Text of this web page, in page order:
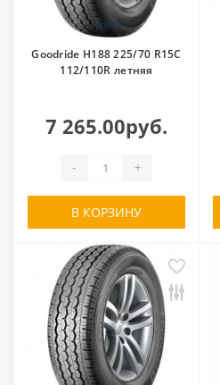
Goodride H188 225/70 R15C
112/110R летняя
7 265.00руб.
- +
В КОРЗИНУ